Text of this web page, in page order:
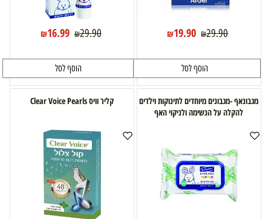
₪29.90
₪19.90
הוסף לסל
₪29.90
₪16.99
הוסף לסל
מגבונאף -מגבונים מיוחדים לתינוקות וילדים
להקלה על הנשימה ולניקוי האף
קליר וויס Clear Voice Pearls